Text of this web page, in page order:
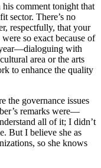
his comment tonight that
sector. There’s no
respectfully, that your
so exact because of
with
area or the arts
to enhance the quality
the governance issues
remarks were—
all of it; I didn’t
But I believe she as
so she knows